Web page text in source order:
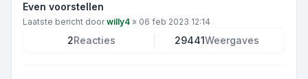
Even voorstellen
Laatste bericht doorwilly4 » 06 feb 2023 12:14
2Reacties 29441Weergaves